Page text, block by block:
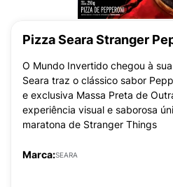
Pizza Seara Stranger
O Mundo Invertido chegou à
Seara traz o clássico sabor
e exclusiva Massa Preta de
experiência visual e saborosa
maratona de Stranger Things
Marca:SEARA